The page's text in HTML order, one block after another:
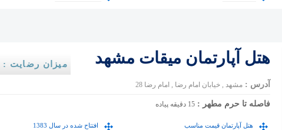
هتل آپارتمان میقات مشهد میزان رضایت : 3.15/5
آدرس :مشهد , خیابان امام رضا , امام رضا 28
فاصله تا حرم مطهر :15 دقیقه پیاده
هتل آپارتمان قیمت مناسب افتتاح شده در سال 1383